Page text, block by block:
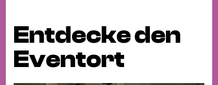
Entdecke den
Eventort